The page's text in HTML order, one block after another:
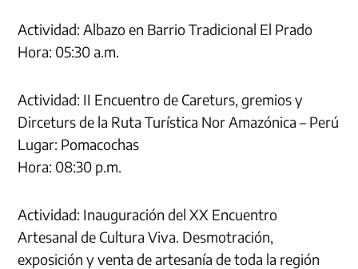
Actividad: Albazo en Barrio Tradicional El Prado
Hora: 05:30 a.m.
Actividad: II Encuentro de Careturs, gremios y
Dirceturs de la Ruta Turística Nor Amazónica – Perú
Lugar: Pomacochas
Hora: 08:30 p.m.
Actividad: Inauguración del XX Encuentro
Artesanal de Cultura Viva. Desmotración,
exposición y venta de artesanía de toda la región